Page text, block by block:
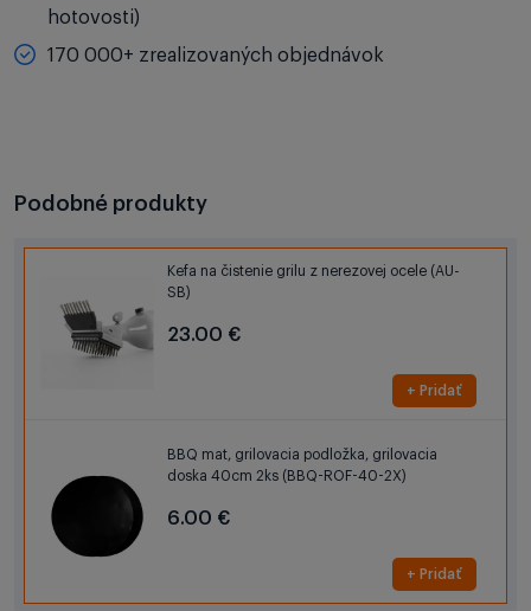
hotovosti)
170 000+ zrealizovaných objednávok
Podobné produkty
Kefa na čistenie grilu z nerezovej ocele (AU-
SB)
23.00 €
+ Pridať
BBQ mat, grilovacia podložka, grilovacia
doska 40cm 2ks (BBQ-ROF-40-2X)
6.00 €
+ Pridať